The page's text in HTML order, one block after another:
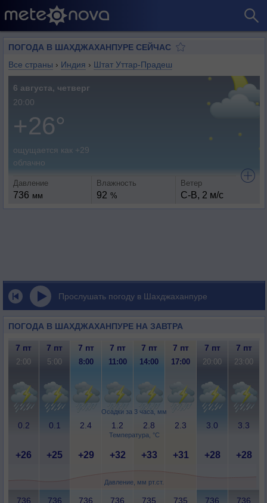
ПОГОДА В ШАХДЖАХАНПУРЕ СЕЙЧАС
Все страны › Индия › Штат Уттар-Прадеш
6 августа, четверг
20:00
+26°
ощущается как +29
облачно
Давление
736 мм
Влажность
92 %
Ветер
С-В, 2 м/с
Прослушать погоду в Шахджаханпуре
ПОГОДА В ШАХДЖАХАНПУРЕ НА ЗАВТРА
Осадки за 3 часа, мм
Температура, °C
Давление, мм рт.ст.
7 пт 7 пт 7 пт 7 пт 7 пт 7 пт 7 пт 7 пт
2:00 5:00 8:00 11:00 14:00 17:00 20:00 23:00
0.2 0.1 2.4 1.2 2.8 2.3 3.0 3.3
+26 +25 +29 +32 +33 +31 +28 +28
736 736 736 736 735 735 736 736